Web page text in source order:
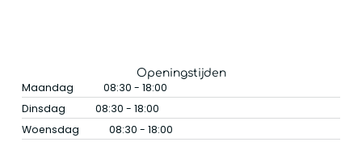
Openingstijden
Maandag
08:30 - 18:00
Dinsdag
08:30 - 18:00
Woensdag
08:30 - 18:00